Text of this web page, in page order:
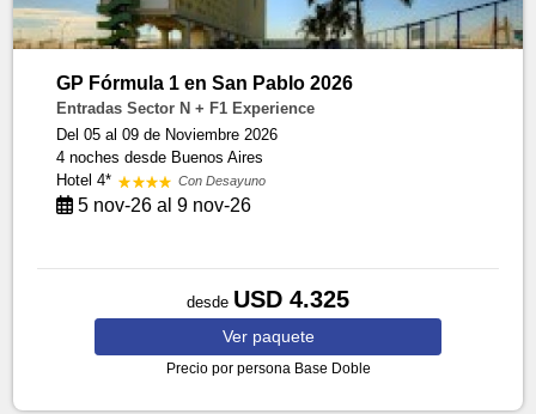
GP Fórmula 1 en San Pablo 2026
Entradas Sector N + F1 Experience
Del 05 al 09 de Noviembre 2026
4 nochesdesde Buenos Aires
Hotel 4*
Con Desayuno
5 nov-26 al 9 nov-26
desde USD 4.325
Ver paquete
Precio por persona Base Doble